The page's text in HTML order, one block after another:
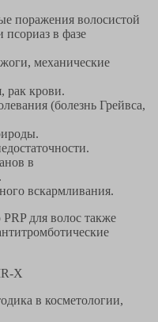
поражения волосистой
псориаз в фазе
механические
рак крови.
(болезнь Грейвса,
в
вскармливания.
для волос также
X
в косметологии,